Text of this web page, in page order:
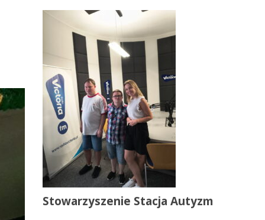
Stowarzyszenie Stacja Autyzm